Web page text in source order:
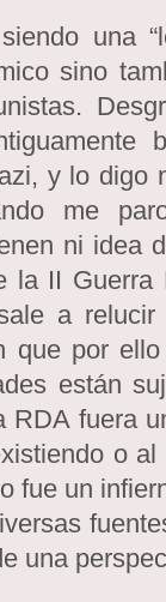
una
sino
y lo digo
me
ni idea
la II
a
que por
están
RDA fuera
o
fue un
una